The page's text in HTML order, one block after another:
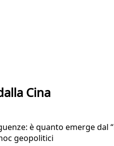
Cina
è quanto emerge
geopolitici